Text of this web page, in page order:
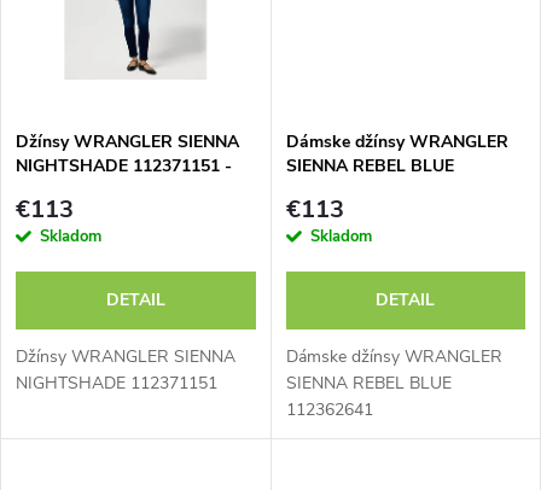
v
v
Džínsy WRANGLER SIENNA
NIGHTSHADE 112371151 -
€113
Skladom
DETAIL
Džínsy WRANGLER SIENNA
NIGHTSHADE 112371151
Dámske džínsy WRANGLER
SIENNA REBEL BLUE
€113
Skladom
DETAIL
Dámske džínsy WRANGLER
SIENNA REBEL BLUE
112362641